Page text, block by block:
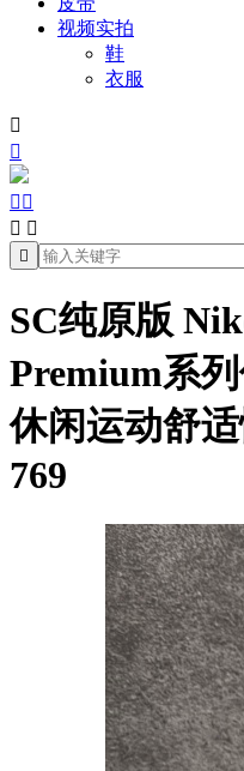
视频实拍
鞋
衣服


 
 

SC纯原版
Premium系
休闲运动舒
769